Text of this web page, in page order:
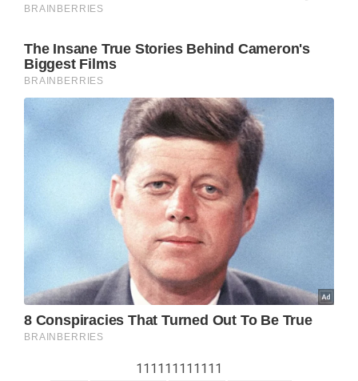
111111111111